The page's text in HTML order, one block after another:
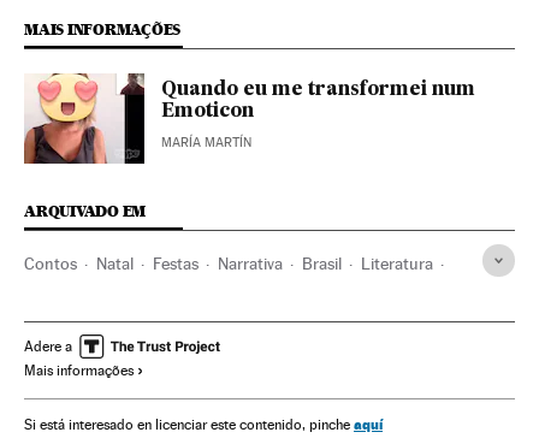
MAIS INFORMAÇÕES
Quando eu me transformei num
Emoticon
MARÍA MARTÍN
ARQUIVADO EM
Contos Natal Festas Narrativa Brasil Literatura
Adere a
Mais informações
Si está interesado en licenciar este contenido, pinche aquí